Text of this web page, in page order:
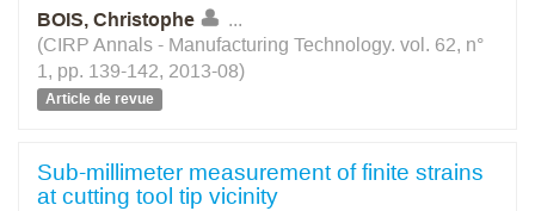
BOIS, Christophe
...
(CIRP Annals - Manufacturing Technology. vol. 62, n°
1, pp. 139-142, 2013-08)
Article de revue
Sub-millimeter measurement of finite strains
at cutting tool tip vicinity